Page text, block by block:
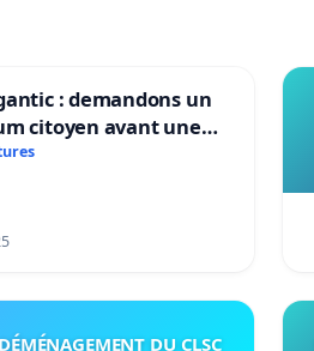
: demandons un
citoyen avant une
irréversible de
DU CLSC